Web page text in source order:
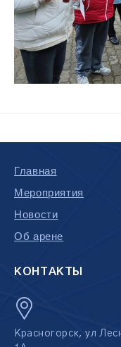
Главная
Мероприятия
Новости
Об арене
КОНТАКТЫ
Красногорск, ул